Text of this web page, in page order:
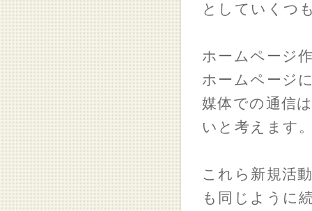
としていくつ
ホームページ
ホームページ
媒体での通信
いと考えます
これら新規活
も同じように